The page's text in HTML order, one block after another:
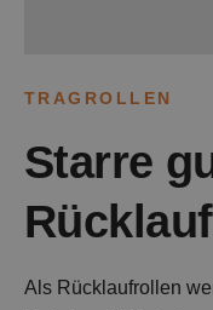
TRAGROLLEN
Starre
Als Rücklaufrollen